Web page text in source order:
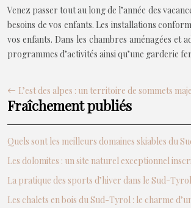
Venez passer tout au long de l’année des
besoins de vos enfants. Les installations
vos enfants. Dans les chambres aménagées et
programmes d’activités ainsi qu’une garderie
L’est des alpes : un territoire de sommets
Fraîchement publiés
Quels sont les meilleurs domaines skiables du
Les dolomites : un site naturel exceptionnel
La pratique des sports d’hiver dans le Sud-
Les chalets en bois du Sud-Tyrol : le charme